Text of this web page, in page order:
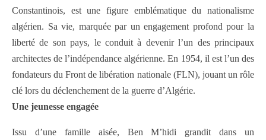
Constantinois, est une figure emblématique du nationalisme
algérien. Sa vie, marquée par un engagement profond pour la
liberté de son pays, le conduit à devenir l’un des principaux
architectes de l’indépendance algérienne. En 1954, il est l’un des
fondateurs du Front de libération nationale (FLN), jouant un rôle
clé lors du déclenchement de la guerre d’Algérie.
Une jeunesse engagée
Issu d’une famille aisée, Ben M’hidi grandit dans un